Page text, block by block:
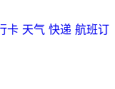
卡 天气 快递 航班订